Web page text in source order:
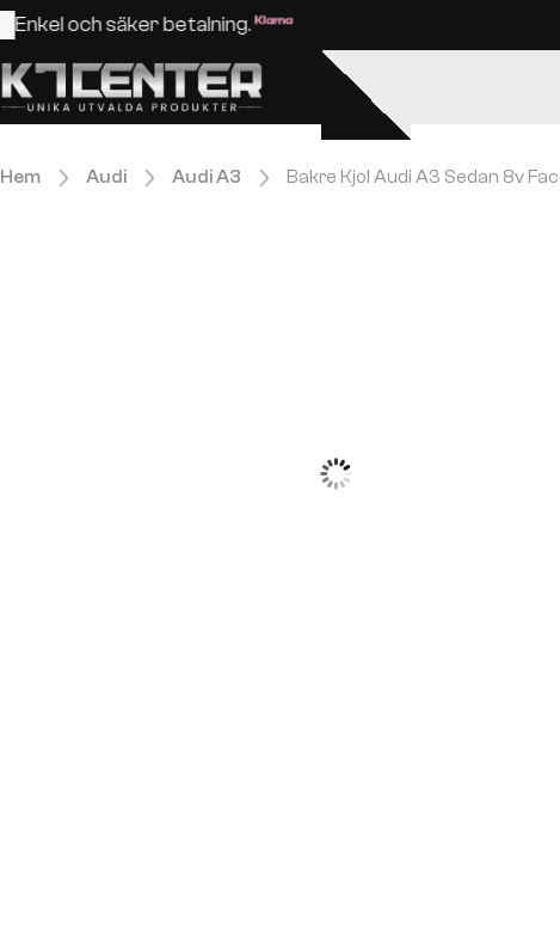
Enkel och säker betalning.
Hem Audi Audi A3 Bakre Kjol Audi A3 Sedan 8v